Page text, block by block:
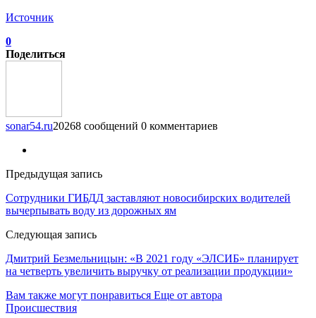
Источник
0
Поделиться
sonar54.ru20268 сообщений 0 комментариев
Предыдущая запись
Сотрудники ГИБДД заставляют новосибирских водителей
вычерпывать воду из дорожных ям
Следующая запись
Дмитрий Безмельницын: «В 2021 году «ЭЛСИБ» планирует
на четверть увеличить выручку от реализации продукции»
Вам также могут понравиться Еще от автора
Происшествия